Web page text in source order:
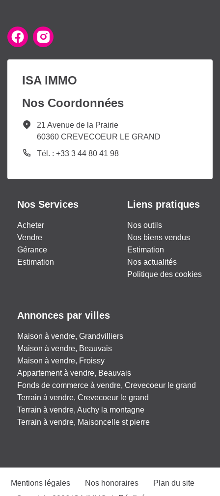
ISA IMMO
Nos Coordonnées
21 Avenue de la Prairie
60360 CREVECOEUR LE GRAND
Tél. : +33 3 44 80 41 98
Nos Services
Acheter
Vendre
Gérance
Estimation
Liens pratiques
Nos outils
Nos biens vendus
Estimation
Nos actualités
Politique des cookies
Annonces par villes
Maison à vendre, Grandvilliers
Maison à vendre, Beauvais
Maison à vendre, Froissy
Appartement à vendre, Beauvais
Fonds de commerce à vendre, Crevecoeur le grand
Terrain à vendre, Crevecoeur le grand
Terrain à vendre, Auchy la montagne
Terrain à vendre, Maisoncelle st pierre
Mentions légales Nos honoraires
Plan du site